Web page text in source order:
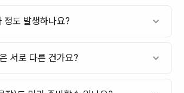
정도 발생하나요?
서로 다른 건가요?